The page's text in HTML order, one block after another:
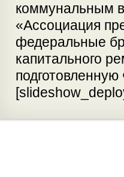
коммунальным
«Ассоциация
федеральные
капитального